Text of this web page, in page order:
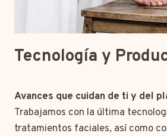
Tecnología y
Avances que cuidan de ti y del
Trabajamos con la última
tratamientos faciales, así como